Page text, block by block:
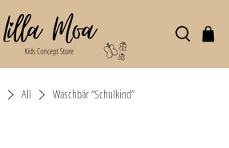
All Waschbär “Schulkind”